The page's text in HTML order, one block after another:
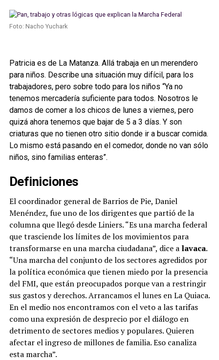
Foto: Nacho Yuchark
Patricia es de La Matanza. Allá trabaja en un merendero
para niños. Describe una situación muy difícil, para los
trabajadores, pero sobre todo para los niños “Ya no
tenemos mercadería suficiente para todos. Nosotros le
damos de comer a los chicos de lunes a viernes, pero
quizá ahora tenemos que bajar de 5 a 3 días. Y son
criaturas que no tienen otro sitio donde ir a buscar comida.
Lo mismo está pasando en el comedor, donde no van sólo
niños, sino familias enteras”.
Definiciones
El coordinador general de Barrios de Pie, Daniel
Menéndez, fue uno de los dirigentes que partió de la
columna que llegó desde Liniers. “Es una marcha federal
que trasciende los límites de los movimientos para
transformarse en una marcha ciudadana”, dice a lavaca.
“Una marcha del conjunto de los sectores agredidos por
la política económica que tienen miedo por la presencia
del FMI, que están preocupados porque van a restringir
sus gastos y derechos. Arrancamos el lunes en La Quiaca.
En el medio nos encontramos con el veto a las tarifas
como una expresión de desprecio por el diálogo en
detrimento de sectores medios y populares. Quieren
afectar el ingreso de millones de familia. Eso canaliza
esta marcha”.